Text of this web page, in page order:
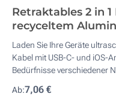
Retraktables 2 in
recyceltem
Laden Sie Ihre Geräte
Kabel mit USB-C- und iOS-
Bedürfnisse verschiedener
Ab:7,06 €